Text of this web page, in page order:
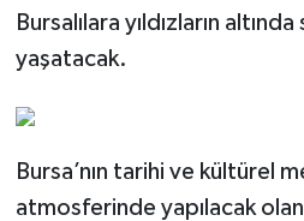
Bursalılara yıldızların
yaşatacak.
Bursa’nın tarihi ve kültürel
atmosferinde yapılacak